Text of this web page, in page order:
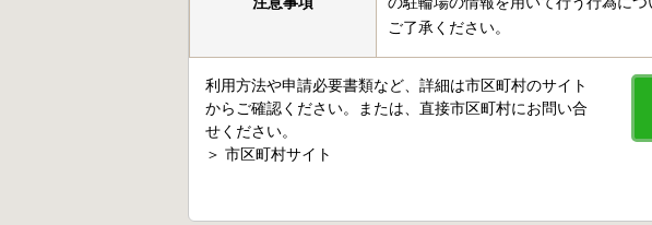
ご了承ください。
利用方法や申請必要書類など、詳細は市区町村のサイト
からご確認ください。または、直接市区町村にお問い合
せください。
＞ 市区町村サイト